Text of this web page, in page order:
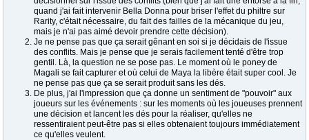
quand j'ai fait intervenir Bella Donna pour briser l'effet du philtre sur
Rarity, c'était nécessaire, du fait des failles de la mécanique du jeu,
mais je n'ai pas aimé devoir prendre cette décision).
Je ne pense pas que ça serait gênant en soi si je décidais de l'issue
des conflits. Mais je pense que je serais facilement tenté d'être trop
gentil. Là, la question ne se pose pas. Le moment où le poney de
Magali se fait capturer et où celui de Maya la libère était super cool. Je
ne pense pas que ça se serait produit sans les dés.
De plus, j'ai l'impression que ça donne un sentiment de "pouvoir" aux
joueurs sur les événements : sur les moments où les joueuses prennent
une décision et lancent les dés pour la réaliser, qu'elles ne
ressentiraient peut-être pas si elles obtenaient toujours immédiatement
ce qu'elles veulent.